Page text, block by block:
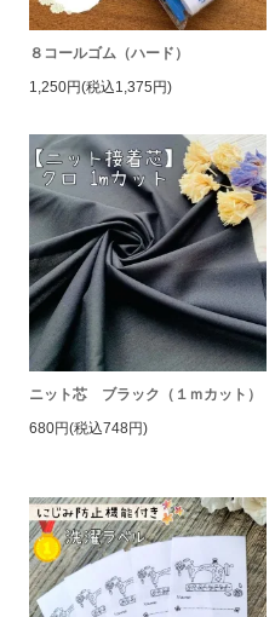
８コールゴム（ハード）
1,250円(税込1,375円)
ニット芯 ブラック（１ｍカット）
680円(税込748円)